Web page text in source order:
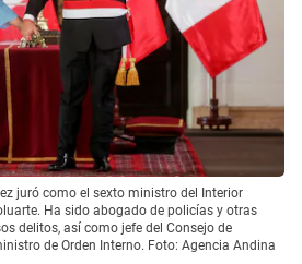
juró como el sexto ministro del Interior
Ha sido abogado de policías y otras
delitos, así como jefe del Consejo de
de Orden Interno. Foto: Agencia Andina